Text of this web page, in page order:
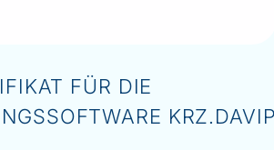
FÜR DIE
KRZ.